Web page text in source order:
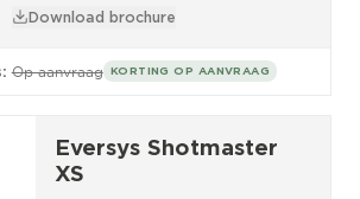
Download brochure
Op aanvraag KORTING OP AANVRAAG
Eversys Shotmaster
XS